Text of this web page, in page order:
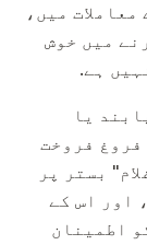
میں،
میں خوش
ہے.
یا
فروغ فروخت
بستر پر
اور اس کے
اطمینان